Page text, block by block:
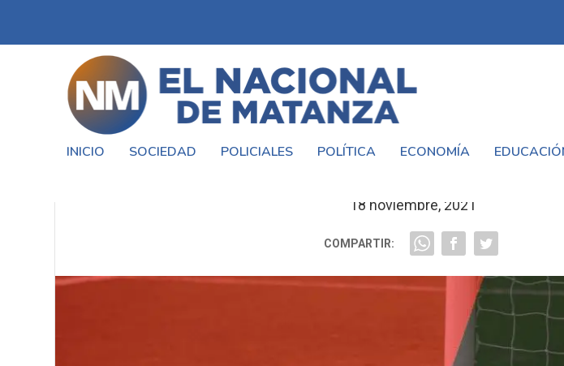
INICIO SOCIEDAD POLICIALES POLÍTICA ECONOMÍA
18 noviembre, 2021
COMPARTIR: